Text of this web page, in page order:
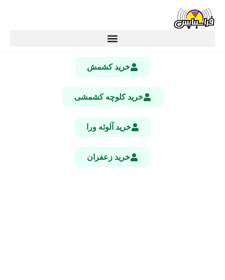
خرید کشمش
خرید کلوچه کشمشی
خرید آلوئه ورا
خرید زعفران